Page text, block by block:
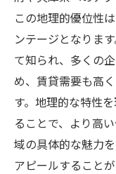
買い手の
地元イベ
方法
地域の不
コミュニ
不動産売却に
徹底解説
この地理的優位性
ンテージとなりま
て知られ、多くの
め、賃貸需要も高
す。地理的な特性
ることで、より高
域の具体的な魅力
アピールすることが